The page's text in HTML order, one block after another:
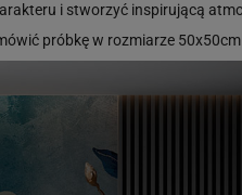
i stworzyć inspirującą
próbkę w rozmiarze